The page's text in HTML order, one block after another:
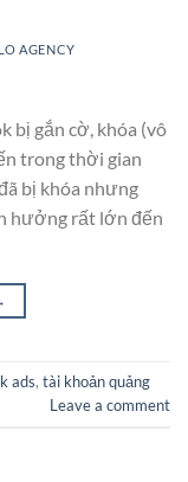
AGENCY
bị gắn cờ, khóa (vô
trong thời gian
bị khóa nhưng
hưởng rất lớn đến
ads, tài khoản quảng
Leave a comment